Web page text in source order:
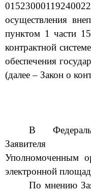
осуществления
пунктом 1 части
контрактной системе
обеспечения
(далее – Закон о
В
Заявителя
Уполномоченным
электронной
По мнению